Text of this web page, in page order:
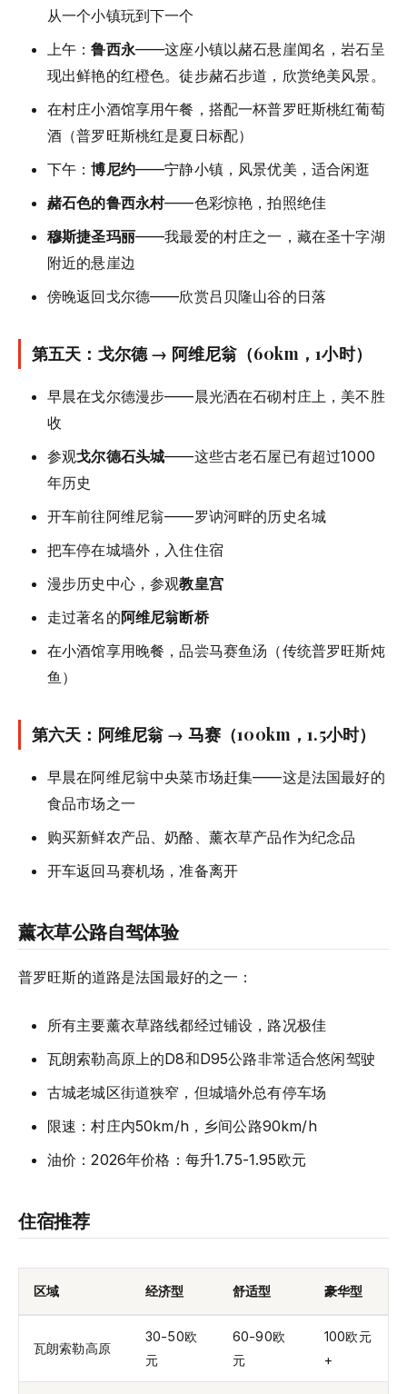
从一个小镇玩到下一个
上午：鲁西永——这座小镇以赭石悬崖闻名，岩石呈
现出鲜艳的红橙色。徒步赭石步道，欣赏绝美风景。
在村庄小酒馆享用午餐，搭配一杯普罗旺斯桃红葡萄
酒（普罗旺斯桃红是夏日标配）
下午：博尼约——宁静小镇，风景优美，适合闲逛
赭石色的鲁西永村——色彩惊艳，拍照绝佳
穆斯捷圣玛丽——我最爱的村庄之一，藏在圣十字湖
附近的悬崖边
傍晚返回戈尔德——欣赏吕贝隆山谷的日落
第五天：戈尔德 → 阿维尼翁（60km，1小时）
早晨在戈尔德漫步——晨光洒在石砌村庄上，美不胜
收
参观戈尔德石头城——这些古老石屋已有超过1000
年历史
开车前往阿维尼翁——罗讷河畔的历史名城
把车停在城墙外，入住住宿
漫步历史中心，参观教皇宫
走过著名的阿维尼翁断桥
在小酒馆享用晚餐，品尝马赛鱼汤（传统普罗旺斯炖
鱼）
第六天：阿维尼翁 → 马赛（100km，1.5小时）
早晨在阿维尼翁中央菜市场赶集——这是法国最好的
食品市场之一
购买新鲜农产品、奶酪、薰衣草产品作为纪念品
开车返回马赛机场，准备离开
薰衣草公路自驾体验
普罗旺斯的道路是法国最好的之一：
所有主要薰衣草路线都经过铺设，路况极佳
瓦朗索勒高原上的D8和D95公路非常适合悠闲驾驶
古城老城区街道狭窄，但城墙外总有停车场
限速：村庄内50km/h，乡间公路90km/h
油价：2026年价格：每升1.75-1.95欧元
住宿推荐
区域 经济型 舒适型 豪华型
瓦朗索勒高原
30-50欧
元
60-90欧
元
100欧元
+